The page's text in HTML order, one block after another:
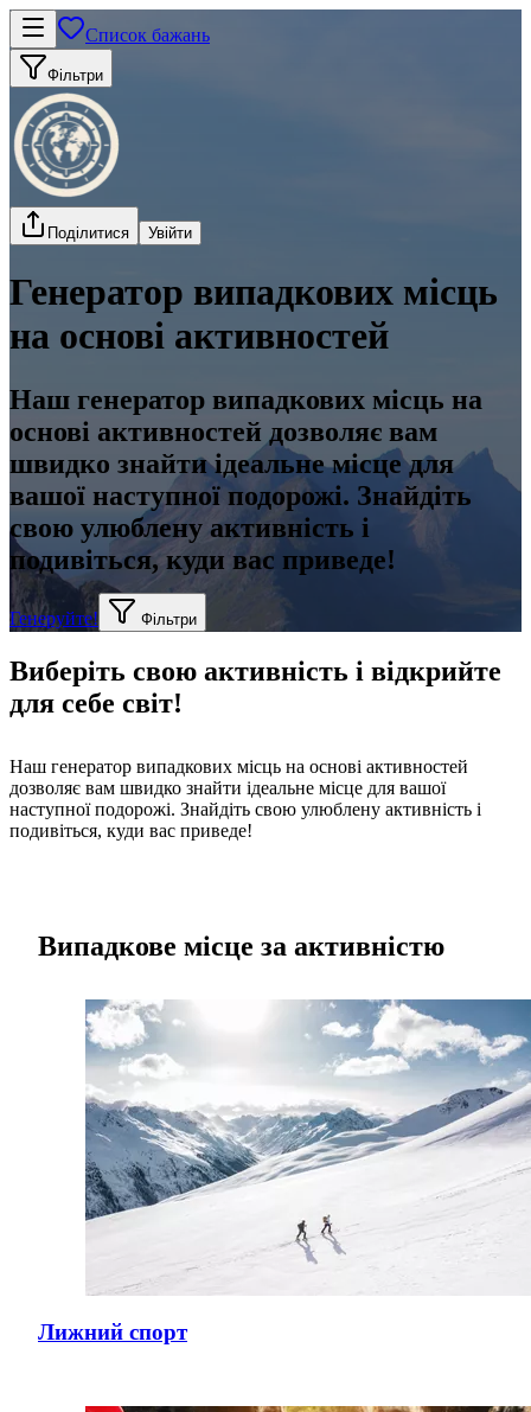
Список бажань
Фільтри
Поділитися Увійти
Генератор випадкових місць
на основі активностей
Наш генератор випадкових місць на
основі активностей дозволяє вам
швидко знайти ідеальне місце для
вашої наступної подорожі. Знайдіть
свою улюблену активність і
подивіться, куди вас приведе!
Генеруйте! Фільтри
Виберіть свою активність і відкрийте
для себе світ!
Наш генератор випадкових місць на основі активностей
дозволяє вам швидко знайти ідеальне місце для вашої
наступної подорожі. Знайдіть свою улюблену активність і
подивіться, куди вас приведе!
Випадкове місце за активністю
Лижний спорт